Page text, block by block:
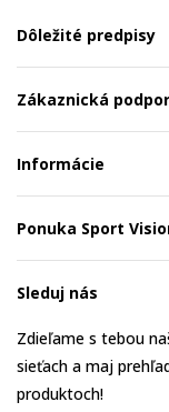
Dôležité predpisy
Zákaznická
Informácie
Ponuka Sport
Sleduj nás
Zdieľame s tebou
sieťach a maj
produktoch!